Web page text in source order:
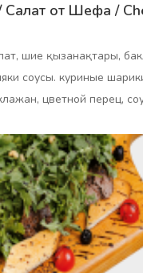
от Шефа /
шие қызанақтары,
соусы. куриные
цветной перец,